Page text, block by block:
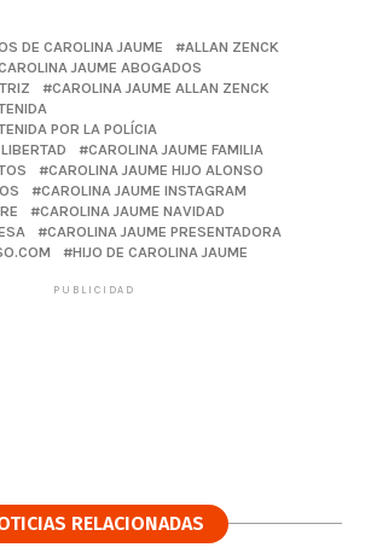
DE CAROLINA JAUME
ALLAN ZENCK
JAUME ABOGADOS
CAROLINA JAUME ALLAN ZENCK
POR LA POLÍCIA
CAROLINA JAUME FAMILIA
CAROLINA JAUME HIJO ALONSO
CAROLINA JAUME INSTAGRAM
CAROLINA JAUME NAVIDAD
CAROLINA JAUME PRESENTADORA
HIJO DE CAROLINA JAUME
PUBLICIDAD
RELACIONADAS